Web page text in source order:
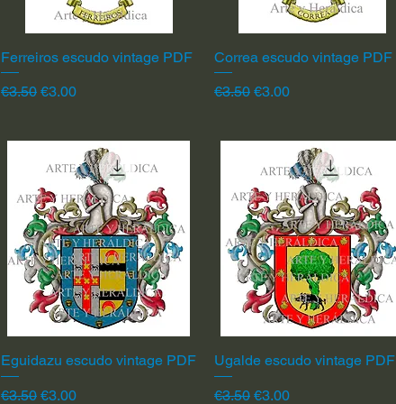
Quick View
Ferreiros escudo vintage PDF
Regular Price
€3.50 Sale Price
€3.00
Quick View
Correa escudo vintage PDF
Regular Price
€3.50 Sale Price
€3.00
Quick View
Eguidazu escudo vintage PDF
Regular Price
€3.50 Sale Price
€3.00
Quick View
Ugalde escudo vintage PDF
Regular Price
€3.50 Sale Price
€3.00